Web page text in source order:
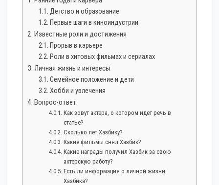
Детство и образование
Первые шаги в киноиндустрии
Известные роли и достижения
Прорыв в карьере
Роли в хитовых фильмах и сериалах
Личная жизнь и интересы
Семейное положение и дети
Хобби и увлечения
Вопрос-ответ:
Как зовут актера, о котором идет речь в
статье?
Сколько лет Хазбику?
Какие фильмы снял Хазбик?
Какие награды получил Хазбик за свою
актерскую работу?
Есть ли информация о личной жизни
Хазбика?